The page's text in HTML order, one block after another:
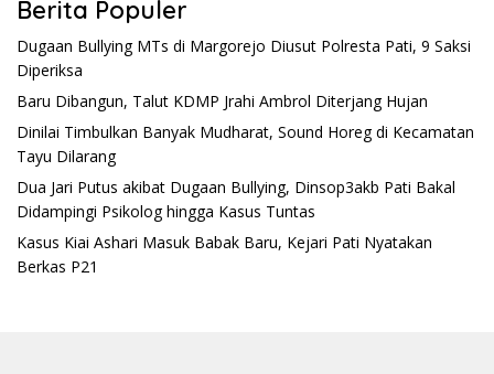
Berita Populer
Dugaan Bullying MTs di Margorejo Diusut Polresta Pati, 9 Saksi
Diperiksa
Baru Dibangun, Talut KDMP Jrahi Ambrol Diterjang Hujan
Dinilai Timbulkan Banyak Mudharat, Sound Horeg di Kecamatan
Tayu Dilarang
Dua Jari Putus akibat Dugaan Bullying, Dinsop3akb Pati Bakal
Didampingi Psikolog hingga Kasus Tuntas
Kasus Kiai Ashari Masuk Babak Baru, Kejari Pati Nyatakan
Berkas P21